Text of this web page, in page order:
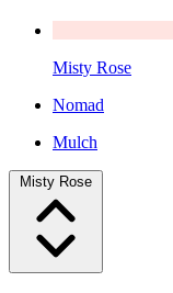
Misty Rose
Nomad
Mulch
Misty Rose